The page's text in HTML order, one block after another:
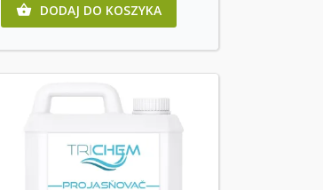
 DODAJ DO KOSZYKA